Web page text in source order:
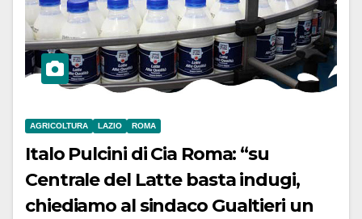
AGRICOLTURA LAZIO ROMA
Italo Pulcini di Cia Roma: “su
Centrale del Latte basta indugi,
chiediamo al sindaco Gualtieri un